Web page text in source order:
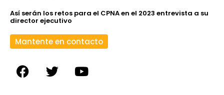
Así serán los retos para el CPNA en el 2023 entrevista a su
director ejecutivo
Mantente en contacto